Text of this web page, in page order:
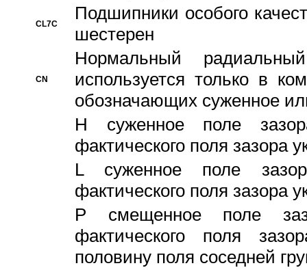
CL7C
Подшипники особого
шестерен
CN
Hормальный
используется только в
обозначающих суженное
H суженное поле
фактического поля зазора
L суженное поле
фактического поля зазора
P смещенное поле
фактического поля
половину поля соседней